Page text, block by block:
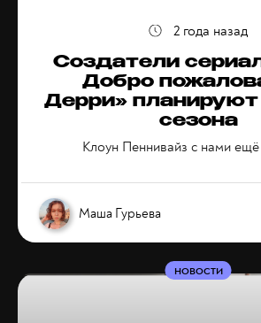
Создатели
Добро
Дерри» планируют
сезона
Клоун Пеннивайз с нами ещё
Маша Гурьева
2 года назад
НОВОСТИ